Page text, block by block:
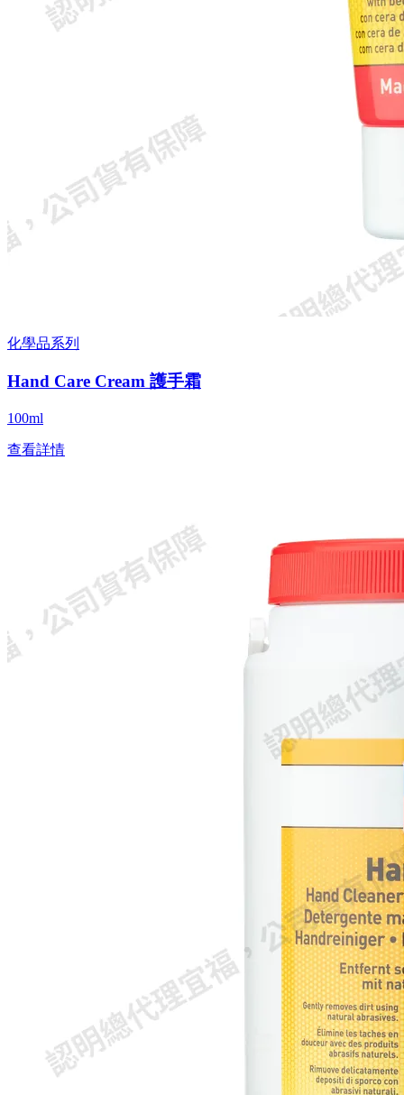
化學品系列
Hand Care Cream 護手霜
100ml
查看詳情